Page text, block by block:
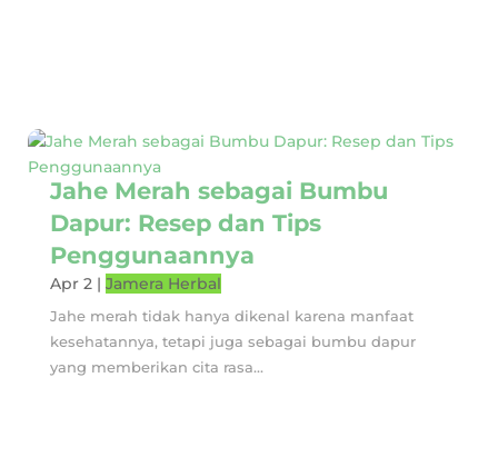
Jahe Merah sebagai Bumbu
Dapur: Resep dan Tips
Penggunaannya
Apr 2| Jamera Herbal
Jahe merah tidak hanya dikenal karena manfaat
kesehatannya, tetapi juga sebagai bumbu dapur
yang memberikan cita rasa...